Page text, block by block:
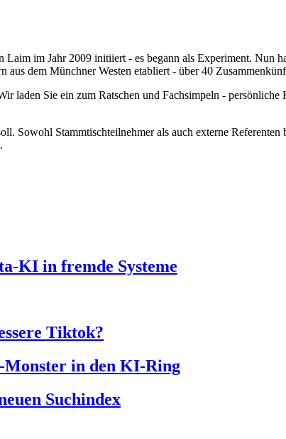
im Jahr 2009 initiiert - es begann als Experiment. Nun
dem Münchner Westen etabliert - über 40
laden Sie ein zum Ratschen und Fachsimpeln -
Sowohl Stammtischteilnehmer als auch externe
KI in fremde Systeme
Tiktok?
in den KI-Ring
Suchindex